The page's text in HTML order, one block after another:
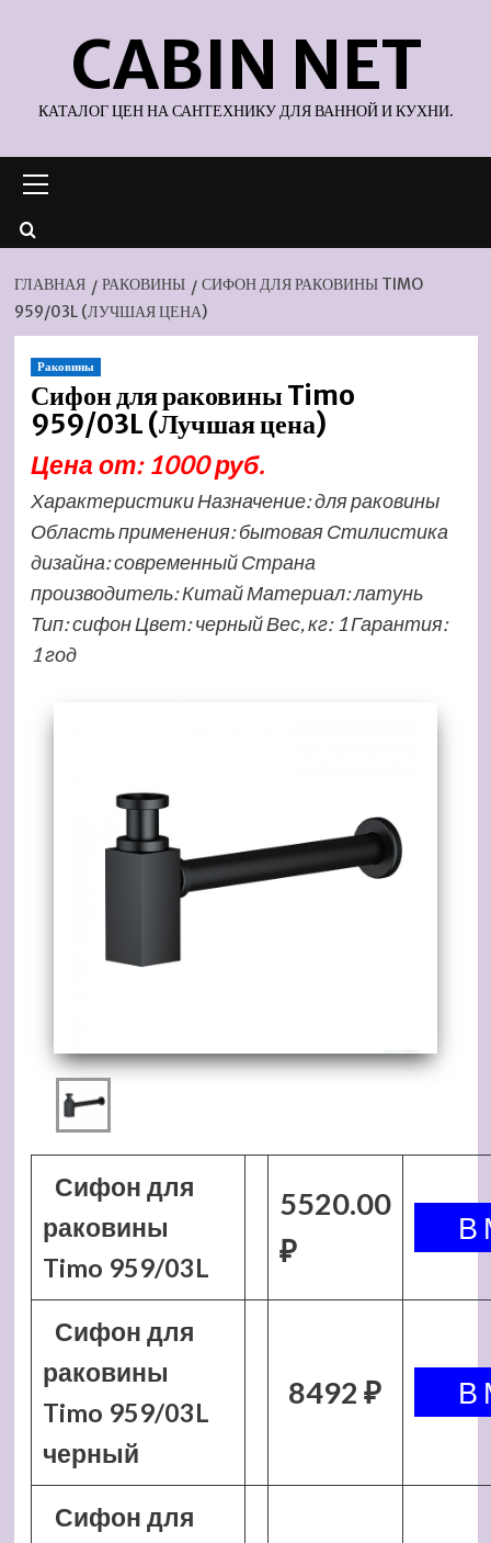
содержимомуCABIN NET
КАТАЛОГ ЦЕН НА САНТЕХНИКУ ДЛЯ ВАННОЙ И КУХНИ.
меню
ГЛАВНАЯ РАКОВИНЫ
СИФОН ДЛЯ РАКОВИНЫ TIMO
959/03L (ЛУЧШАЯ ЦЕНА)
Раковины
Сифон для раковины Timo
959/03L (Лучшая цена)
Цена от: 1000 руб.
Характеристики Назначение: для раковины
Область применения: бытовая Стилистика
дизайна: современный Страна
производитель: Китай Материал: латунь
Тип: сифон Цвет: черный Вес, кг: 1 Гарантия:
1 год
Сифон для
раковины
Timo 959/03L
5520.00
₽
Сифон для
раковины
Timo 959/03L
черный
8492 ₽
Сифон для